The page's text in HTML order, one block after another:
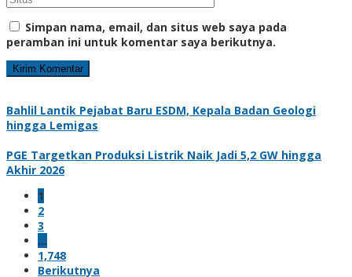
Simpan nama, email, dan situs web saya pada
peramban ini untuk komentar saya berikutnya.
Bahlil Lantik Pejabat Baru ESDM, Kepala Badan Geologi
hingga Lemigas
PGE Targetkan Produksi Listrik Naik Jadi 5,2 GW hingga
Akhir 2026
1
2
3
…
1,748
Berikutnya